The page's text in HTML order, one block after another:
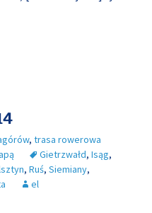
, trasa rowerowa
Gietrzwałd, Isąg,
, Ruś, Siemiany,
el